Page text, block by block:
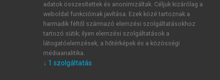
E-MAIL-CÍM
adatok összesítettek és anonimizáltak. Céljuk kizárólag a
weboldal funkcióinak javítása. Ezek közé tartoznak a
harmadik féltől származó elemzési szolgáltatásokhoz
tartozó sütik; ilyen elemzési szolgáltatások a
látogatóelemzések, a hőtérképek és a közösségi
médiaanalitika.
↓ 1 szolgáltatás